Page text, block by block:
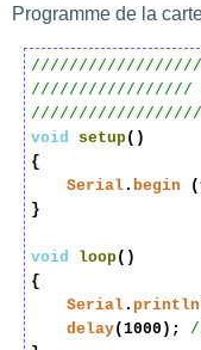
Programme de la
/////////////////
void
setup()
{
Serial . begin
}
void loop()
{
Serial . println
delay(1000);